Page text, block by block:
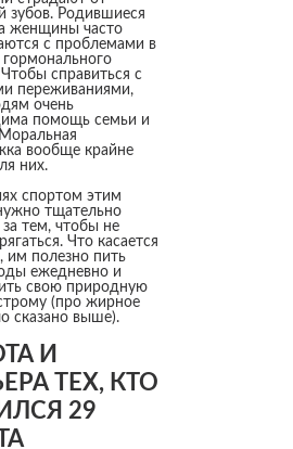
зубов. Родившиеся
женщины часто
с проблемами в
гормонального
справиться с
переживаниями,
очень
помощь семьи и
вообще крайне
них.
спортом этим
тщательно
тем, чтобы не
Что касается
им полезно пить
ежедневно и
свою природную
(про жирное
сказано выше).
И
ТЕХ, КТО
29